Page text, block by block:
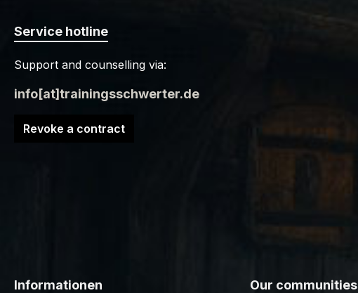
Service hotline
Support and counselling via:
info[at]trainingsschwerter.de
Revoke a contract
Informationen Our communities